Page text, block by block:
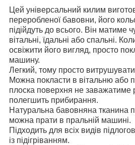
Цей універсальний килим
переробленої бавовни, його
підійдуть до всього. Він матиме
вітальні, їдальні або спальні.
освіжити його вигляд, просто
машину.
Легкий, тому просто
Можна покласти в вітальню або
плоска поверхня не заважатиме
полегшить прибирання.
Натуральна бавовняна тканина
можна прати в пральній машині.
Підходить для всіх видів
із підігріванням.